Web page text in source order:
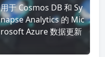
用于 Cosmos DB 和 Sy
napse Analytics 的 Mic
rosoft Azure 数据更新